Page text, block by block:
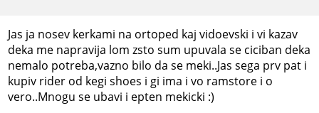
Jas ja nosev kerkami na ortoped kaj vidoevski i vi kazav
deka me napravija lom zsto sum upuvala se ciciban deka
nemalo potreba,vazno bilo da se meki..Jas sega prv pat i
kupiv rider od kegi shoes i gi ima i vo ramstore i o
vero..Mnogu se ubavi i epten mekicki :)